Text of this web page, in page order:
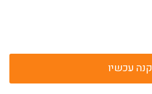
קנה עכשיו